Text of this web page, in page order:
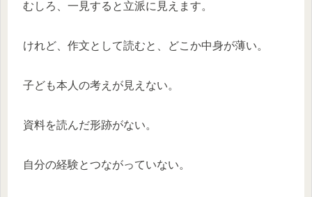
むしろ、一見すると立派に見えます。
けれど、作文として読むと、どこか中身が薄い。
子ども本人の考えが見えない。
資料を読んだ形跡がない。
自分の経験とつながっていない。